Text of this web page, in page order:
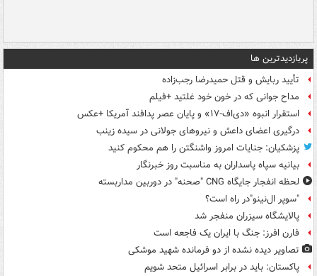
پربازدیدترین ها
تأیید ربایش و قتل حمیدرضا رجب‌زاده
مداح جوانی که در خون خود غلتید +فیلم
استقرار انبوه «دی‌اف‑۱۷» و پایان عصر پدافند آمریکا +عکس
درگیری اعضای داعش و نیروهای جولانی در سیده زینب
پزشکیان: جنایات امروز واشنگتن را هم محکوم کنید
بیانیه سپاه پاسداران به مناسبت روز خبرنگار
لحظه انفجار جایگاه CNG "صحنه" در دوربین مداربسته
"سوپر ال‌نینو"در راه است؟
پالایشگاه سیزران منفجر شد
فارن افرز: جنگ با ایران یک فاجعه است
تصاویر دیده‌ نشده از دو فرمانده شهید موشکی
پاکستان: باید در برابر اسرائیل متحد شویم